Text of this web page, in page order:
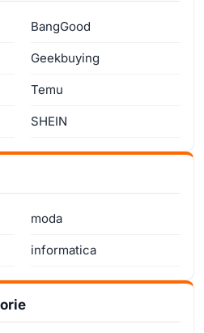
BangGood
Geekbuying
Temu
SHEIN
moda
informatica